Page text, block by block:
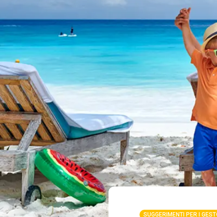
SUGGERIMENTI PER I